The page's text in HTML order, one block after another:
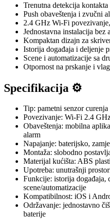
Trenutna detekcija
Push obaveštenja i zvučni
2.4 GHz Wi‑Fi
Jednostavna instalacija bez
Kompaktan dizajn za
Istorija događaja i deljenje
Scene i automatizacije sa
Otpornost na prskanje i
Specifikacija ⚙️
Tip: pametni senzor
Povezivanje: Wi‑Fi 2.4
Obaveštenja: mobilna
alarm
Napajanje: baterijsko,
Montaža: slobodno
Materijal kućišta: ABS
Upotreba: unutrašnji
Funkcije: istorija događaja,
scene/automatizacije
Kompatibilnost: iOS i
Održavanje: jednostavno
baterije